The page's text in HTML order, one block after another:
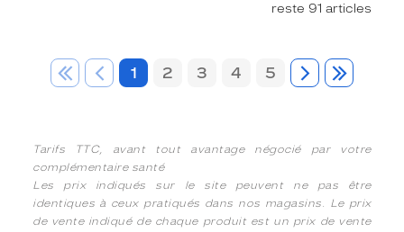
reste 91 articles
1 2 3 4 5
Tarifs TTC, avant tout avantage négocié par votre
complémentaire santé
Les prix indiqués sur le site peuvent ne pas être
identiques à ceux pratiqués dans nos magasins. Le prix
de vente indiqué de chaque produit est un prix de vente